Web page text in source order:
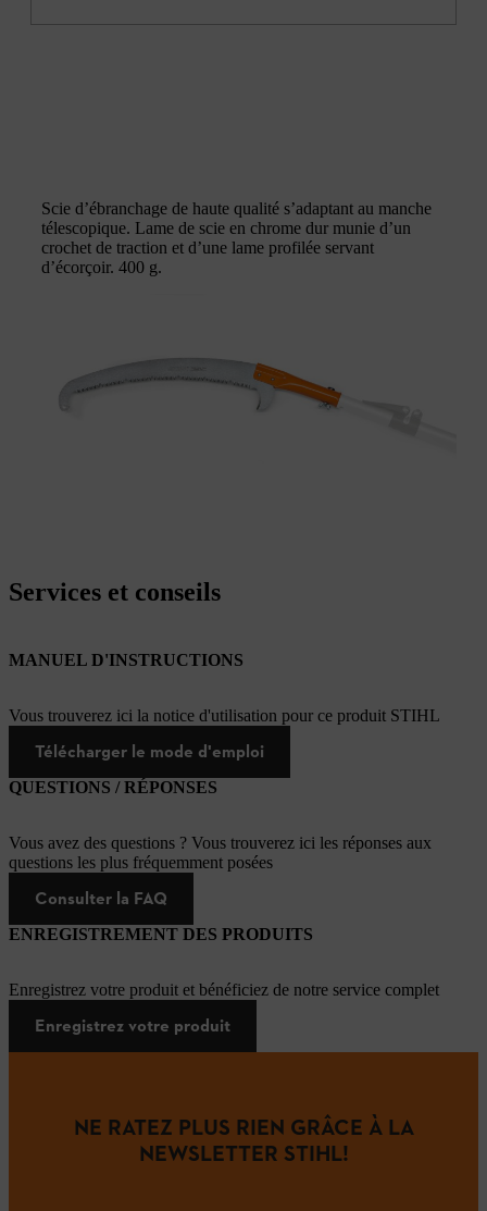
Scie d’ébranchage de haute qualité s’adaptant au manche
télescopique. Lame de scie en chrome dur munie d’un
crochet de traction et d’une lame profilée servant
d’écorçoir. 400 g.
Services et conseils
MANUEL D'INSTRUCTIONS
Vous trouverez ici la notice d'utilisation pour ce produit STIHL
Télécharger le mode d'emploi
QUESTIONS / RÉPONSES
Vous avez des questions ? Vous trouverez ici les réponses aux
questions les plus fréquemment posées
Consulter la FAQ
ENREGISTREMENT DES PRODUITS
Enregistrez votre produit et bénéficiez de notre service complet
Enregistrez votre produit
NE RATEZ PLUS RIEN GRÂCE À LA
NEWSLETTER STIHL!